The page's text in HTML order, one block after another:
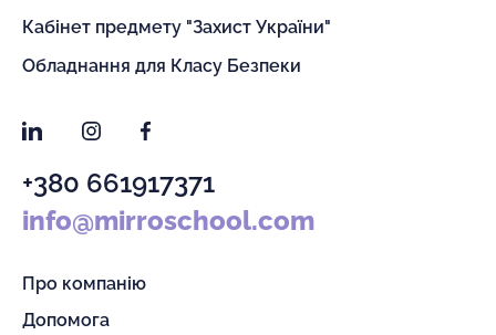
Кабінет предмету "Захист України"
Обладнання для Класу Безпеки
LinkedInInstagramFacebook
+380 661917371
info@mirroschool.com
Про компанію
Допомога